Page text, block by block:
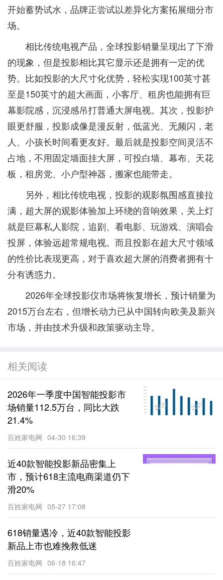
开始蓄势试水，品牌正尝试以差异化方案拓展细分市
场。
相比传统电视产品，全球投影销量呈现出了下滑
的现象，但是投影相比其它显示还是拥有一定的优
势。比如投影的大尺寸化优势，轻松实现100英寸甚
至是150英寸的超大画面，小客厅、租房也能拥有巨
幕影院感，沉浸感吊打普通大屏电视。其次，投影护
眼更舒服，投影成像是漫反射，低蓝光、无频闪，老
人、小孩长时间看更友好。最后就是投影空间灵活不
占地，不用固定墙面挂大屏，可投白墙、幕布、天花
板，租房党、小户型神器，搬家也能带走。
另外，相比传统电视，投影的观影氛围感直接拉
满，超大屏的观影体验加上环绕的音响效果，关上灯
就是巨幕私人影院，追剧、看电影、玩游戏、演唱会
投屏，体验远超常规电视。而且投影在超大尺寸领域
的性价比表现更高，对于喜欢超大屏的消费者拥有十
分有诱惑力。
2026年全球投影仪市场将恢复增长，预计销量为
2015万台左右‌，但增长动力已从中国转向欧美及新兴
市场，并由技术升级和政策驱动主导。
相关阅读
2026年一季度中国智能投影市
场销量112.5万台，同比大跌
21.4%
百姓家电网 04-30 16:39
近40款智能投影新品密集上
市，预计618主流电商渠道仍下
滑20%
百姓家电网 05-27 17:08
618销量遇冷，近40款智能投影
新品上市也难挽救低迷
百姓家电网 06-18 16:47